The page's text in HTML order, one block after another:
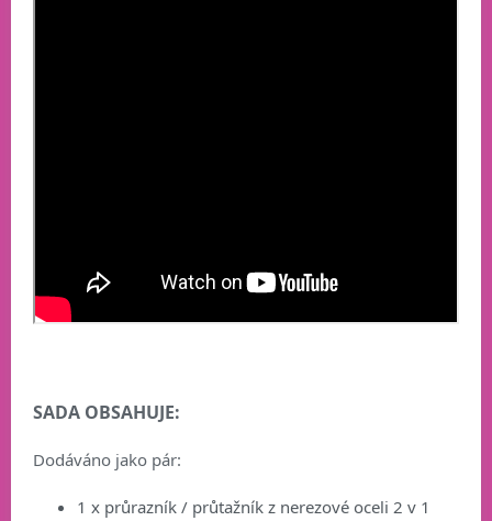
SADA OBSAHUJE:
Dodáváno jako pár:
1 x průrazník / průtažník z nerezové oceli 2 v 1